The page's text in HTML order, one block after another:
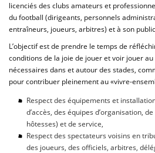
licenciés des clubs amateurs et
du football (dirigeants, personnels
entraîneurs, joueurs, arbitres) et à son
L’objectif est de prendre le temps de
conditions de la joie de jouer et voir jouer
nécessaires dans et autour des stades,
pour contribuer pleinement au «vivre-
Respect des équipements et
d’accès, des équipes d’organisation,
hôtesses) et de service,
Respect des spectateurs voisins en
des joueurs, des officiels, arbitres,